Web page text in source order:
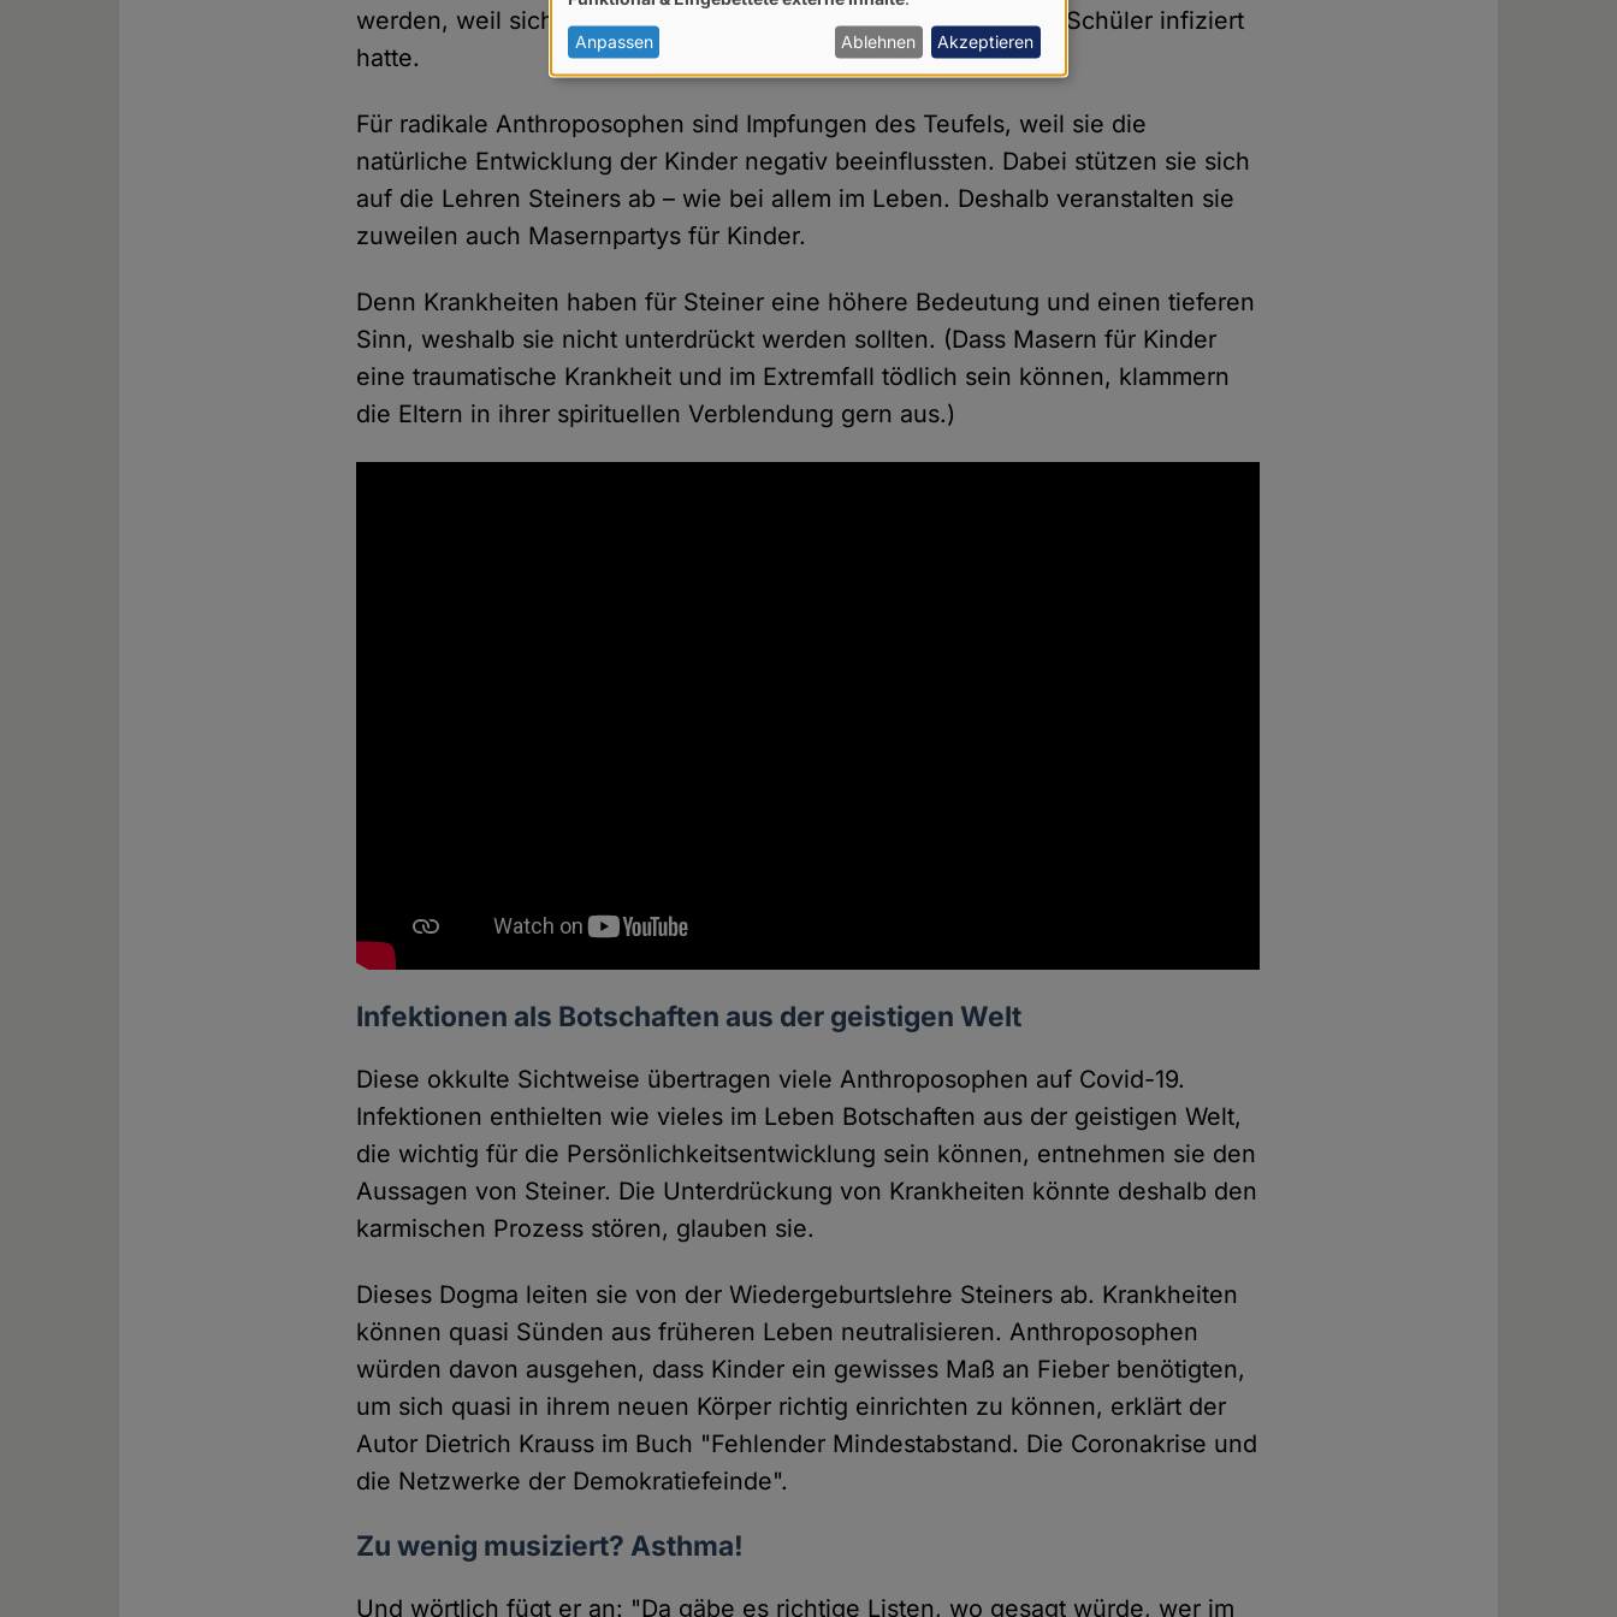
werden, weil sich ein beträchtlicher Teil der Schülerinnen und Schüler infiziert
hatte.
Für radikale Anthroposophen sind Impfungen des Teufels, weil sie die
natürliche Entwicklung der Kinder negativ beeinflussten. Dabei stützen sie sich
auf die Lehren Steiners ab – wie bei allem im Leben. Deshalb veranstalten sie
zuweilen auch Masernpartys für Kinder.
Denn Krankheiten haben für Steiner eine höhere Bedeutung und einen tieferen
Sinn, weshalb sie nicht unterdrückt werden sollten. (Dass Masern für Kinder
eine traumatische Krankheit und im Extremfall tödlich sein können, klammern
die Eltern in ihrer spirituellen Verblendung gern aus.)
Infektionen als Botschaften aus der geistigen Welt
Diese okkulte Sichtweise übertragen viele Anthroposophen auf Covid-19.
Infektionen enthielten wie vieles im Leben Botschaften aus der geistigen Welt,
die wichtig für die Persönlichkeitsentwicklung sein können, entnehmen sie den
Aussagen von Steiner. Die Unterdrückung von Krankheiten könnte deshalb den
karmischen Prozess stören, glauben sie.
Dieses Dogma leiten sie von der Wiedergeburtslehre Steiners ab. Krankheiten
können quasi Sünden aus früheren Leben neutralisieren. Anthroposophen
würden davon ausgehen, dass Kinder ein gewisses Maß an Fieber benötigten,
um sich quasi in ihrem neuen Körper richtig einrichten zu können, erklärt der
Autor Dietrich Krauss im Buch "Fehlender Mindestabstand. Die Coronakrise und
die Netzwerke der Demokratiefeinde".
Zu wenig musiziert? Asthma!​
Und wörtlich fügt er an: "Da gäbe es richtige Listen, wo gesagt würde, wer im
von
personenbezogenen
Daten
und
Cookies
Anpassen Ablehnen Akzeptieren